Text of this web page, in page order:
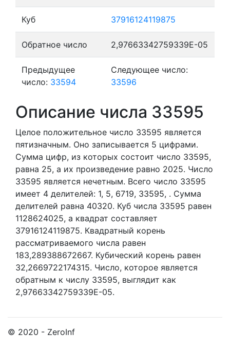
Куб 37916124119875
Обратное число 2,97663342759339E-05
Предыдущее
число: 33594
Следующее число:
33596
Описание числа 33595
Целое положительное число 33595 является
пятизначным. Оно записывается 5 цифрами.
Сумма цифр, из которых состоит число 33595,
равна 25, а их произведение равно 2025. Число
33595 является нечетным. Всего число 33595
имеет 4 делителей: 1, 5, 6719, 33595, . Сумма
делителей равна 40320. Куб числа 33595 равен
1128624025, а квадрат составляет
37916124119875. Квадратный корень
рассматриваемого числа равен
183,289388672667. Кубический корень равен
32,2669722174315. Число, которое является
обратным к числу 33595, выглядит как
2,97663342759339E-05.
© 2020 - ZeroInf